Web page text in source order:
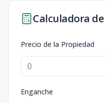
Calculadora
Precio de la Propiedad
Enganche